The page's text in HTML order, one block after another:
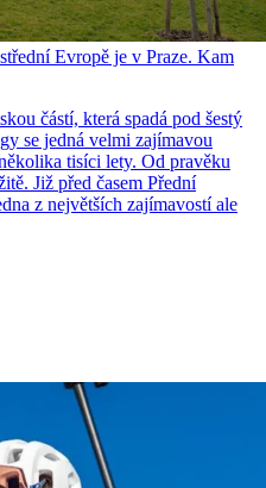
Evropě je v Praze. Kam
částí, která spadá pod šestý
se jedná velmi zajímavou
tisíci lety. Od pravěku
Již před časem Přední
z největších zajímavostí ale